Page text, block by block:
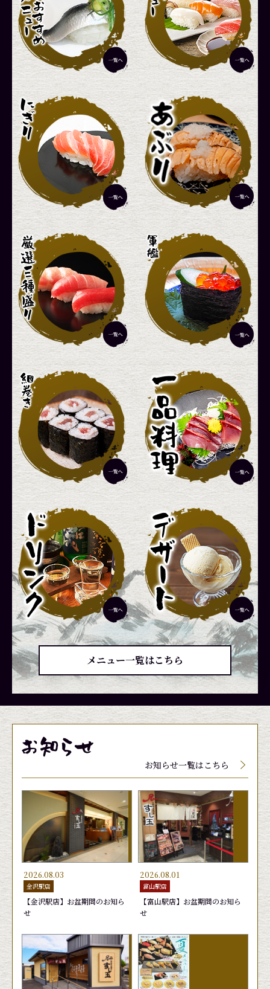
彩りランチ
1,870円
厳選
2,420
メニュー一覧はこちら
メニューに関しましては、季節、天候によって入
荷していない場合、品質保持の為店頭にて値段が
変動する場合がございます。
165円
きゅ
165円
メニューに関しましては、季節、天候によって入
荷していない場合、品質保持の為店頭にて値段が
変動する場合がございます。
220円
ゆで
220円
メニューに関しましては、季節、天候によって入
荷していない場合、品質保持の為店頭にて値段が
変動する場合がございます。
165円
165円
お知らせ一覧はこちら
2026.08.03
金沢駅店
【金沢駅店】お盆期間のお知ら
せ
2026.08.01
富山駅店
【富山駅店】お盆期間のお知ら
せ